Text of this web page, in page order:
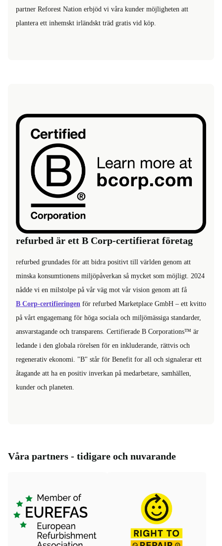
partner Reforest Nation erbjöd vi våra kunder möjligheten att
plantera ett inhemskt irländskt träd gratis vid köp.
refurbed är ett B Corp-certifierat företag
refurbed grundades för att bidra positivt till världen genom att
minska konsumtionens miljöpåverkan så mycket som möjligt. 2024
nådde vi en milstolpe på vår väg mot vår vision genom att få
B Corp-certifieringen för refurbed Marketplace GmbH – ett kvitto
på vårt engagemang för höga sociala och miljömässiga standarder,
ansvarstagande och transparens. Certifierade B Corporations™ är
ledande i den globala rörelsen för en inkluderande, rättvis och
regenerativ ekonomi. "B" står för Benefit for all och signalerar ett
åtagande att ha en positiv inverkan på medarbetare, samhällen,
kunder och planeten.
Våra partners - tidigare och nuvarande